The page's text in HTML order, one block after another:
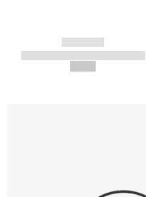
------------
----------- ----------- -----------